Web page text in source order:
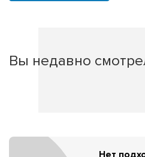
Вы недавно
Нет